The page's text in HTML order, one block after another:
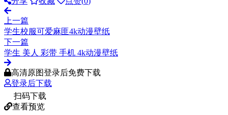
上一篇
学生校服可爱麻匪4k动漫壁纸
下一篇
学生 美人 彩带 手机 4k动漫壁纸
高清原图登录后免费下载
登录后下载
扫码下载
查看预览